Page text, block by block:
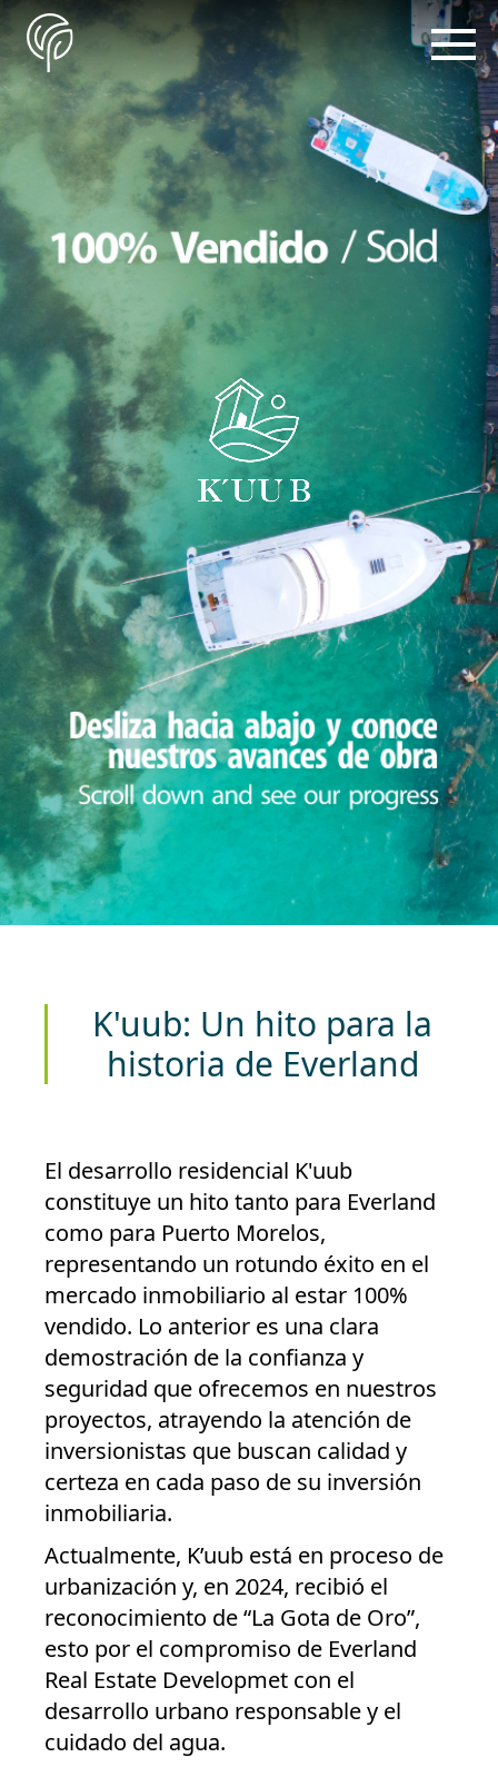
K'uub: Un hito para la
historia de Everland
El desarrollo residencial K'uub
constituye un hito tanto para Everland
como para Puerto Morelos,
representando un rotundo éxito en el
mercado inmobiliario al estar 100%
vendido. Lo anterior es una clara
demostración de la confianza y
seguridad que ofrecemos en nuestros
proyectos, atrayendo la atención de
inversionistas que buscan calidad y
certeza en cada paso de su inversión
inmobiliaria.
Actualmente, K’uub está en proceso de
urbanización y, en 2024, recibió el
reconocimiento de“La Gota de Oro”,
esto por el compromiso de Everland
Real Estate Developmet con el
desarrollo urbano responsable y el
cuidado del agua.